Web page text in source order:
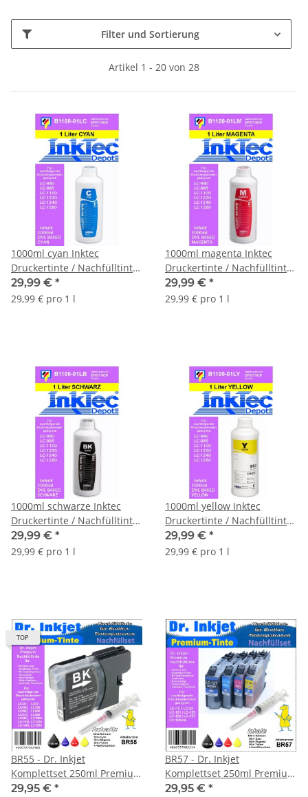
Filter und Sortierung
Artikel 1 - 20 von 28
1000ml cyan Inktec
Druckertinte / Nachfülltinte
für Ihren Brother Drucker
29,99 € *
29,99 € pro 1 l
1000ml magenta Inktec
Druckertinte / Nachfülltinte
für Ihren Brother Drucker
29,99 € *
29,99 € pro 1 l
1000ml schwarze Inktec
Druckertinte / Nachfülltinte
für Ihren Brother Drucker
29,99 € *
29,99 € pro 1 l
1000ml yellow Inktec
Druckertinte / Nachfülltinte
für Ihren Brother Drucker
29,99 € *
29,99 € pro 1 l
TOP
BR55 - Dr. Inkjet
Komplettset 250ml Premium
Druckertinte / Nachfülltinte
29,95 € *
BR57 - Dr. Inkjet
Komplettset 250ml Premium
Druckertinte / Nachfülltinte
29,95 € *